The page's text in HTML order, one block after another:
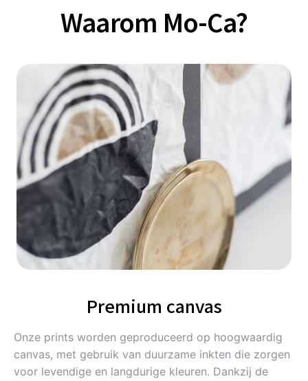
Waarom Mo-Ca?
Premium canvas
Onze prints worden geproduceerd op hoogwaardig
canvas, met gebruik van duurzame inkten die zorgen
voor levendige en langdurige kleuren. Dankzij de